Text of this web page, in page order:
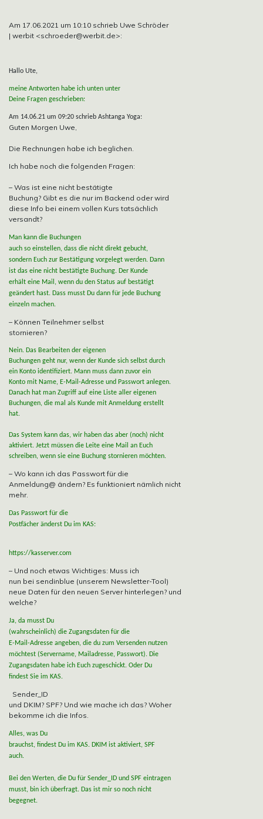
Am 17.06.2021 um 10:10 schrieb Uwe Schröder
| werbit <schroeder@werbit.de>:
Hallo Ute,
meine Antworten habe ich unten unter
Deine Fragen geschrieben:
Am 14.06.21 um 09:20 schrieb Ashtanga Yoga:
Guten Morgen Uwe,
Die Rechnungen habe ich beglichen.
Ich habe noch die folgenden Fragen:
– Was ist eine nicht bestätigte
Buchung? Gibt es die nur im Backend oder wird
diese Info bei einem vollen Kurs tatsächlich
versandt?
Man kann die Buchungen
auch so einstellen, dass die nicht direkt gebucht,
sondern Euch zur Bestätigung vorgelegt werden. Dann
ist das eine nicht bestätigte Buchung. Der Kunde
erhält eine Mail, wenn du den Status auf bestätigt
geändert hast. Dass musst Du dann für jede Buchung
einzeln machen.
– Können Teilnehmer selbst
stornieren?
Nein. Das Bearbeiten der eigenen
Buchungen geht nur, wenn der Kunde sich selbst durch
ein Konto identifiziert. Mann muss dann zuvor ein
Konto mit Name, E-Mail-Adresse und Passwort anlegen.
Danach hat man Zugriff auf eine Liste aller eigenen
Buchungen, die mal als Kunde mit Anmeldung erstellt
hat.
Das System kann das, wir haben das aber (noch) nicht
aktiviert. Jetzt müssen die Leite eine Mail an Euch
schreiben, wenn sie eine Buchung stornieren möchten.
– Wo kann ich das Passwort für die
Anmeldung@ ändern? Es funktioniert nämlich nicht
mehr.
Das Passwort für die
Postfächer änderst Du im KAS:
https://kasserver.com
– Und noch etwas Wichtiges: Muss ich
nun bei sendinblue (unserem Newsletter-Tool)
neue Daten für den neuen Server hinterlegen? und
welche?
Ja, da musst Du
(wahrscheinlich) die Zugangsdaten für die
E-Mail-Adresse angeben, die du zum Versenden nutzen
möchtest (Servername, Mailadresse, Passwort). Die
Zugangsdaten habe ich Euch zugeschickt. Oder Du
findest Sie im KAS.
Sender_ID
und DKIM? SPF? Und wie mache ich das? Woher
bekomme ich die Infos.
Alles, was Du
brauchst, findest Du im KAS. DKIM ist aktiviert, SPF
auch.
Bei den Werten, die Du für Sender_ID und SPF eintragen
musst, bin ich überfragt. Das ist mir so noch nicht
begegnet.